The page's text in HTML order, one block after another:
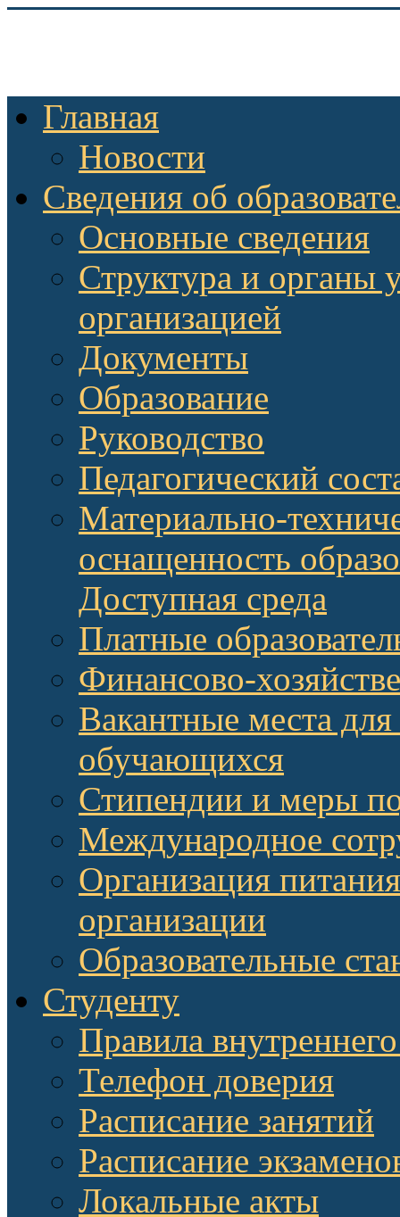
Главная
Новости
Сведения об
Основные сведения
Структура и органы
организацией
Документы
Образование
Руководство
Педагогический
Материально-
оснащенность
Доступная среда
Платные
Финансово-
Вакантные места
обучающихся
Стипендии и меры
Международное
Организация
организации
Образовательные
Студенту
Правила
Телефон доверия
Расписание занятий
Расписание
Локальные акты